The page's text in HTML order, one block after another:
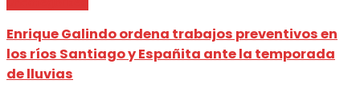
Enrique Galindo ordena trabajos preventivos en
los ríos Santiago y Españita ante la temporada
de lluvias